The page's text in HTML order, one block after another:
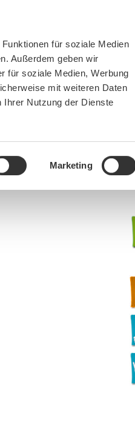
für soziale Medien
Außerdem geben wir
für soziale Medien, Werbung
mit weiteren Daten
Ihrer Nutzung der Dienste
Marketing
Gefahren » Bildschirmfoto_13-9-